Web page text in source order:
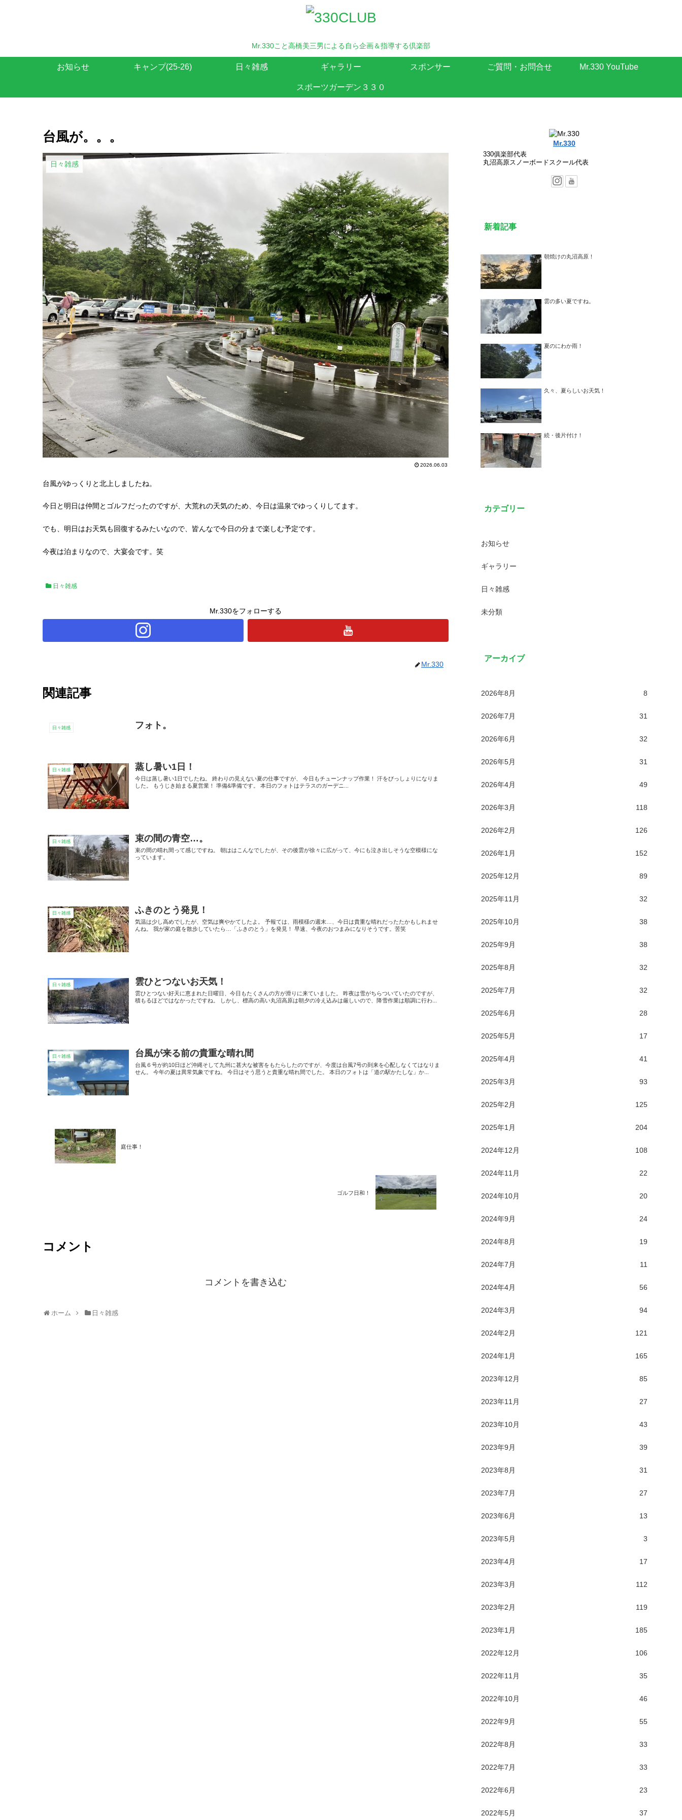
Mr.330こと高橋美三男による自ら企画＆指導する倶楽部
お知らせ キャンプ(25-26) 日々雑感 ギャラリー スポンサー ご質問・お問合せ Mr.330 YouTube
スポーツガーデン３３０
台風が。。。
日々雑感
2026.06.03
台風がゆっくりと北上しましたね。
今日と明日は仲間とゴルフだったのですが、大荒れの天気のため、今日は温泉でゆっくりしてます。
でも、明日はお天気も回復するみたいなので、皆んなで今日の分まで楽しむ予定です。
今夜は泊まりなので、大宴会です。笑
日々雑感
Mr.330をフォローする
Mr.330
関連記事
日々雑感 フォト。
日々雑感 蒸し暑い1日！
今日は蒸し暑い1日でしたね。 終わりの見えない夏の仕事ですが、 今日もチューンナップ作業！ 汗をびっしょりになりま
した。 もうじき始まる夏営業！ 準備&準備です。 本日のフォトはテラスのガーデニ...
日々雑感 束の間の青空…。
束の間の晴れ間って感じですね。 朝ははこんなでしたが、その後雲が徐々に広がって、今にも泣き出しそうな空模様にな
っています。
日々雑感 ふきのとう発見！
気温は少し高めでしたが、空気は爽やかてしたよ。 予報ては、雨模様の週末…、今日は貴重な晴れだったたかもしれませ
んね。 我が家の庭を散歩していたら…「ふきのとう」を発見！ 早速、今夜のおつまみになりそうです。苦笑
日々雑感 雲ひとつないお天気！
雲ひとつない好天に恵まれた日曜日、今日もたくさんの方が滑りに来ていました。 昨夜は雪がちらついていたのですが、
積もるほどではなかったですね。 しかし、標高の高い丸沼高原は朝夕の冷え込みは厳しいので、降雪作業は順調に行わ...
日々雑感 台風が来る前の貴重な晴れ間
台風６号が約10日ほど沖縄そして九州に甚大な被害をもたらしたのですが、今度は台風7号の到来を心配しなくてはなりま
せん。 今年の夏は異常気象ですね。 今日はそう思うと貴重な晴れ間でした。 本日のフォトは「道の駅かたしな」か...
庭仕事！
ゴルフ日和！
コメント
コメントを書き込む
ホーム 日々雑感
Mr.330
330俱楽部代表
丸沼高原スノーボードスクール代表
新着記事
朝焼けの丸沼高原！
雲の多い夏ですね。
夏のにわか雨！
久々、夏らしいお天気！
続・後片付け！
カテゴリー
お知らせ
ギャラリー
日々雑感
未分類
アーカイブ
2026年8月 8
2026年7月 31
2026年6月 32
2026年5月 31
2026年4月 49
2026年3月 118
2026年2月 126
2026年1月 152
2025年12月 89
2025年11月 32
2025年10月 38
2025年9月 38
2025年8月 32
2025年7月 32
2025年6月 28
2025年5月 17
2025年4月 41
2025年3月 93
2025年2月 125
2025年1月 204
2024年12月 108
2024年11月 22
2024年10月 20
2024年9月 24
2024年8月 19
2024年7月 11
2024年4月 56
2024年3月 94
2024年2月 121
2024年1月 165
2023年12月 85
2023年11月 27
2023年10月 43
2023年9月 39
2023年8月 31
2023年7月 27
2023年6月 13
2023年5月 3
2023年4月 17
2023年3月 112
2023年2月 119
2023年1月 185
2022年12月 106
2022年11月 35
2022年10月 46
2022年9月 55
2022年8月 33
2022年7月 33
2022年6月 23
2022年5月 37